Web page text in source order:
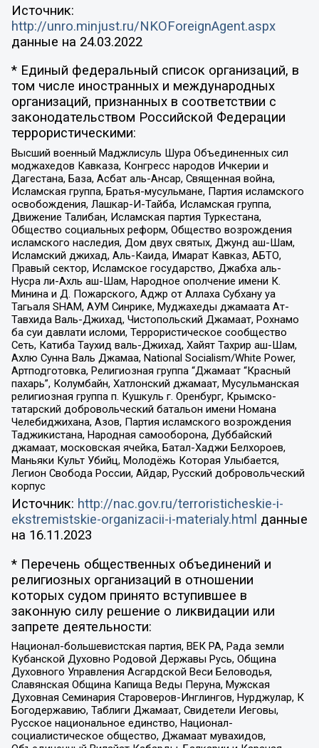
Источник:
http://unro.minjust.ru/NKOForeignAgent.aspx
данные на 24.03.2022
* Единый федеральный список организаций, в
том числе иностранных и международных
организаций, признанных в соответствии с
законодательством Российской Федерации
террористическими:
Высший военный Маджлисуль Шура Объединенных сил
моджахедов Кавказа, Конгресс народов Ичкерии и
Дагестана, База, Асбат аль-Ансар, Священная война,
Исламская группа, Братья-мусульмане, Партия исламского
освобождения, Лашкар-И-Тайба, Исламская группа,
Движение Талибан, Исламская партия Туркестана,
Общество социальных реформ, Общество возрождения
исламского наследия, Дом двух святых, Джунд аш-Шам,
Исламский джихад, Аль-Каида, Имарат Кавказ, АБТО,
Правый сектор, Исламское государство, Джабха аль-
Нусра ли-Ахль аш-Шам, Народное ополчение имени К.
Минина и Д. Пожарского, Аджр от Аллаха Субхану уа
Тагьаля SHAM, АУМ Синрике, Муджахеды джамаата Ат-
Тавхида Валь-Джихад, Чистопольский Джамаат, Рохнамо
ба суи давлати исломи, Террористическое сообщество
Сеть, Катиба Таухид валь-Джихад, Хайят Тахрир аш-Шам,
Ахлю Сунна Валь Джамаа, National Socialism/White Power,
Артподготовка, Религиозная группа “Джамаат “Красный
пахарь”, Колумбайн, Хатлонский джамаат, Мусульманская
религиозная группа п. Кушкуль г. Оренбург, Крымско-
татарский добровольческий батальон имени Номана
Челебиджихана, Азов, Партия исламского возрождения
Таджикистана, Народная самооборона, Дуббайский
джамаат, московская ячейка, Батал-Хаджи Белхороев,
Маньяки Культ Убийц, Молодёжь Которая Улыбается,
Легион Свобода России, Айдар, Русский добровольческий
корпус
Источник: http://nac.gov.ru/terroristicheskie-i-
ekstremistskie-organizacii-i-materialy.html данные
на 16.11.2023
* Перечень общественных объединений и
религиозных организаций в отношении
которых судом принято вступившее в
законную силу решение о ликвидации или
запрете деятельности:
Национал-большевистская партия, ВЕК РА, Рада земли
Кубанской Духовно Родовой Державы Русь, Община
Духовного Управления Асгардской Веси Беловодья,
Славянская Община Капища Веды Перуна, Мужская
Духовная Семинария Староверов-Инглингов, Нурджулар, К
Богодержавию, Таблиги Джамаат, Свидетели Иеговы,
Русское национальное единство, Национал-
социалистическое общество, Джамаат мувахидов,